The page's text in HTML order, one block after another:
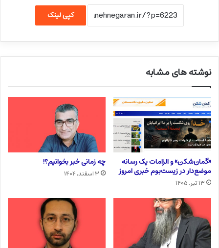
کپی لینک
نوشته های مشابه
«گمان‌شکن» و الزامات یک رسانه
موضع‌دار در زیست‌بوم خبری امروز
۱۳ تیر, ۱۴۰۵
چه زمانی خبر بخوانیم؟!
۳ اسفند, ۱۴۰۴